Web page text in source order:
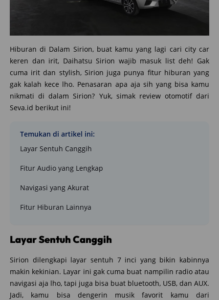
Hiburan di Dalam Sirion, buat kamu yang lagi cari city car
keren dan irit, Daihatsu Sirion wajib masuk list deh! Gak
cuma irit dan stylish, Sirion juga punya fitur hiburan yang
gak kalah kece lho. Penasaran apa aja sih yang bisa kamu
nikmati di dalam Sirion? Yuk, simak review otomotif dari
Seva.id berikut ini!
Temukan di artikel ini:
Layar Sentuh Canggih
Fitur Audio yang Lengkap
Navigasi yang Akurat
Fitur Hiburan Lainnya
Layar Sentuh Canggih
Sirion dilengkapi layar sentuh 7 inci yang bikin kabinnya
makin kekinian. Layar ini gak cuma buat nampilin radio atau
navigasi aja lho, tapi juga bisa buat bluetooth, USB, dan AUX.
Jadi, kamu bisa dengerin musik favorit kamu dari